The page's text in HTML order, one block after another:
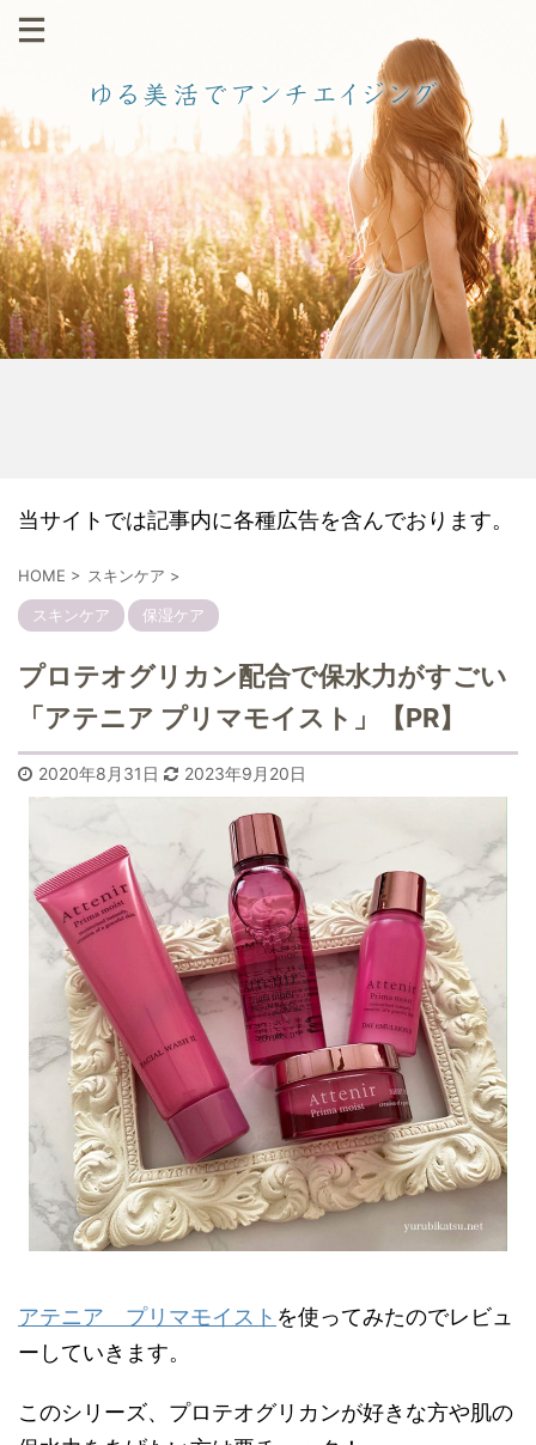
当サイトでは記事内に各種広告を含んでおります。
HOME > スキンケア >
スキンケア 保湿ケア
プロテオグリカン配合で保水力がすごい
「アテニア プリマモイスト」【PR】
2020年8月31日 2023年9月20日
アテニア プリマモイスト を使ってみたのでレビュ
ーしていきます。
このシリーズ、プロテオグリカンが好きな方や肌の